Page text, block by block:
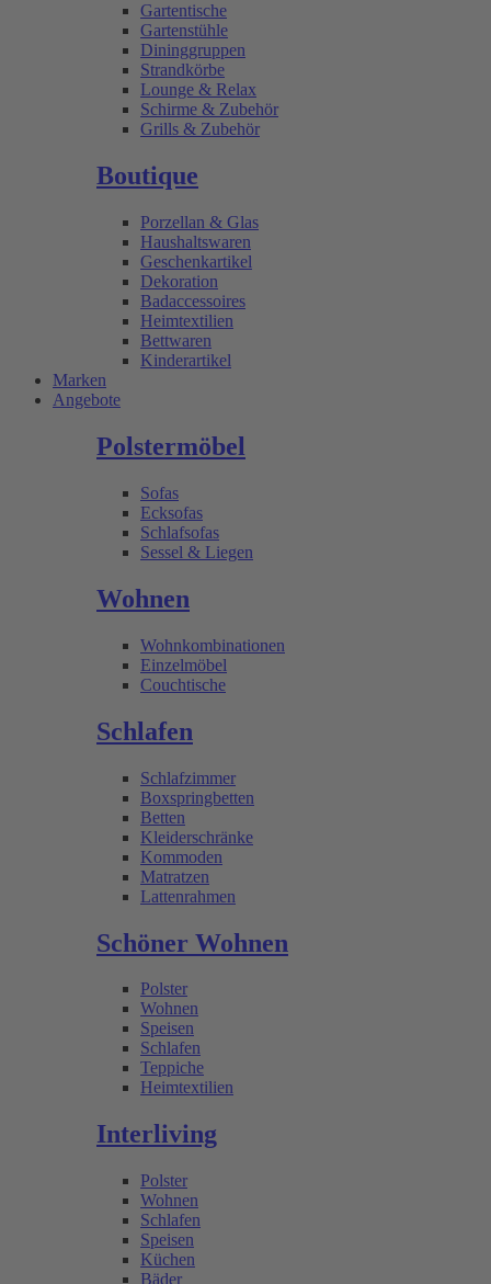
Gartentische
Gartenstühle
Dininggruppen
Strandkörbe
Lounge & Relax
Schirme & Zubehör
Grills & Zubehör
Boutique
Porzellan & Glas
Haushaltswaren
Geschenkartikel
Dekoration
Badaccessoires
Heimtextilien
Bettwaren
Kinderartikel
Marken
Angebote
Polstermöbel
Sofas
Ecksofas
Schlafsofas
Sessel & Liegen
Wohnen
Wohnkombinationen
Einzelmöbel
Couchtische
Schlafen
Schlafzimmer
Boxspringbetten
Betten
Kleiderschränke
Kommoden
Matratzen
Lattenrahmen
Schöner Wohnen
Polster
Wohnen
Speisen
Schlafen
Teppiche
Heimtextilien
Interliving
Polster
Wohnen
Schlafen
Speisen
Küchen
Bäder